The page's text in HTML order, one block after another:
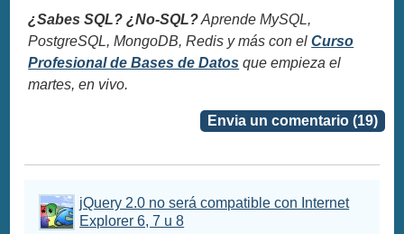
¿Sabes SQL? ¿No-SQL?Aprende MySQL,
PostgreSQL, MongoDB, Redis y más con elCurso
Profesional de Bases de Datos que empieza el
martes, en vivo.
Envia un comentario (19)
jQuery 2.0 no será compatible con Internet
Explorer 6, 7 u 8